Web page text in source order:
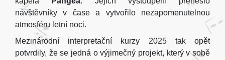
návštěvníky v čase a vytvořilo nezapomenutelnou
atmosféru letní noci.
Mezinárodní interpretační kurzy 2025 tak opět
potvrdily, že se jedná o výjimečný projekt, který v sobě